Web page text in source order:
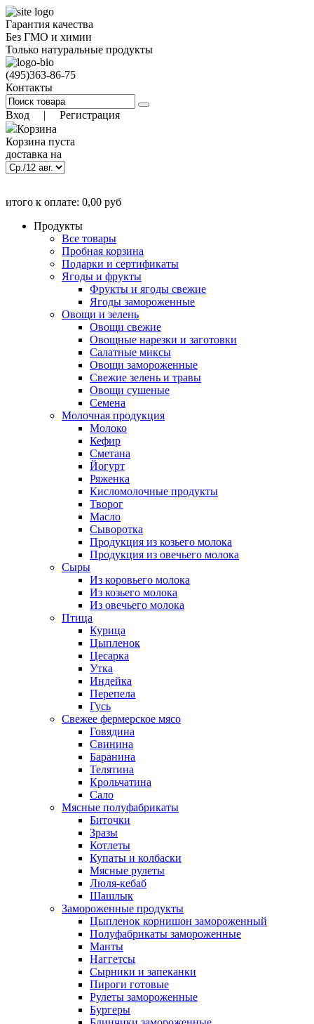
Гарантия качества
Без ГМО и химии
Только натуральные продукты
(495)363-86-75
Контакты
Вход | Регистрация
Корзина
Корзина пуста
доставка на
Позиций:0
итого к оплате: 0,00 руб
Продукты
Все товары
Пробная корзина
Подарки и сертификаты
Ягоды и фрукты
Фрукты и ягоды свежие
Ягоды замороженные
Овощи и зелень
Овощи свежие
Овощные нарезки и заготовки
Салатные миксы
Овощи замороженные
Свежие зелень и травы
Овощи сушеные
Семена
Молочная продукция
Молоко
Кефир
Сметана
Йогурт
Ряженка
Кисломолочные продукты
Творог
Масло
Сыворотка
Продукция из козьего молока
Продукция из овечьего молока
Сыры
Из коровьего молока
Из козьего молока
Из овечьего молока
Птица
Курица
Цыпленок
Цесарка
Утка
Индейка
Перепела
Гусь
Свежее фермерское мясо
Говядина
Свинина
Баранина
Телятина
Крольчатина
Сало
Мясные полуфабрикаты
Биточки
Зразы
Котлеты
Купаты и колбаски
Мясные рулеты
Люля-кебаб
Шашлык
Замороженные продукты
Цыпленок корнишон замороженный
Полуфабрикаты замороженные
Манты
Наггетсы
Сырники и запеканки
Пироги готовые
Рулеты замороженные
Бургеры